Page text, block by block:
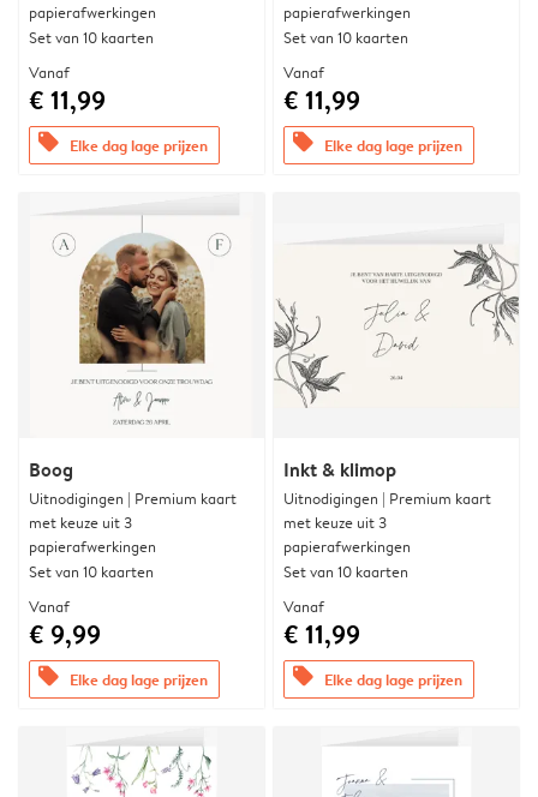
papierafwerkingen
Set van 10 kaarten
Vanaf
€ 11,99
offers Elke dag lage prijzen
papierafwerkingen
Set van 10 kaarten
Vanaf
€ 11,99
offers Elke dag lage prijzen
Boog
Uitnodigingen | Premium kaart
met keuze uit 3
papierafwerkingen
Set van 10 kaarten
Vanaf
€ 9,99
offers Elke dag lage prijzen
Inkt & klimop
Uitnodigingen | Premium kaart
met keuze uit 3
papierafwerkingen
Set van 10 kaarten
Vanaf
€ 11,99
offers Elke dag lage prijzen